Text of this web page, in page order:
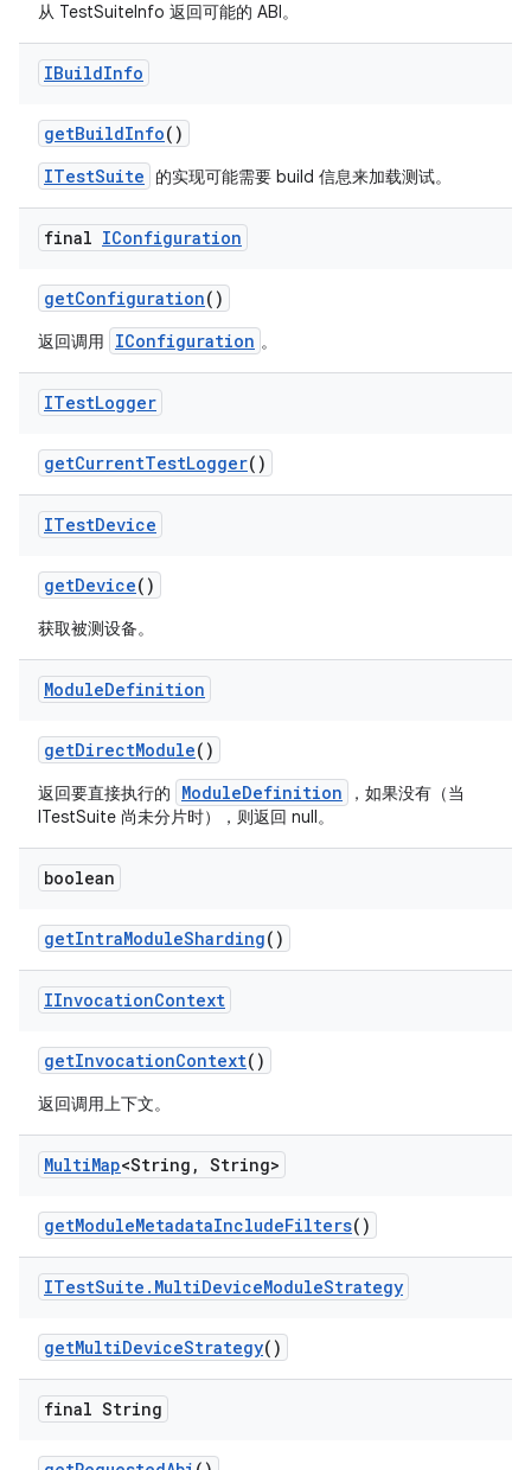
从 TestSuiteInfo 返回可能的 ABI。
IBuildInfo
getBuildInfo()
ITestSuite
的实现可能需要 build 信息来加载测试。
final IConfiguration
getConfiguration()
返回调用 IConfiguration 。
ITestLogger
getCurrentTestLogger()
ITestDevice
getDevice()
获取被测设备。
ModuleDefinition
getDirectModule()
返回要直接执行的 ModuleDefinition
，如果没有（当
ITestSuite 尚未分片时），则返回 null。
boolean
getIntraModuleSharding()
IInvocationContext
getInvocationContext()
返回调用上下文。
MultiMap<String , String>
getModuleMetadataIncludeFilters()
ITestSuite . MultiDeviceModuleStrategy
getMultiDeviceStrategy()
final String